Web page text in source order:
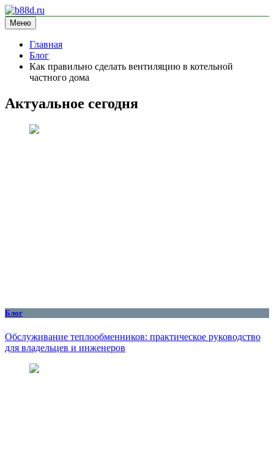
Перейти
к
содержимому
b88d.ru
информационный сайт
Меню
Главная
Блог
Как правильно сделать вентиляцию в котельной
частного дома
Актуальное сегодня
Блог
Обслуживание теплообменников: практическое руководство
для владельцев и инженеров